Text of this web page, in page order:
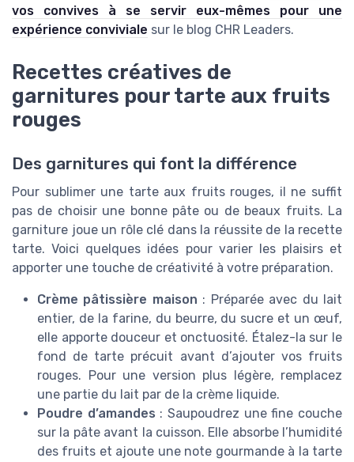
vos convives à se servir eux-mêmes pour une
expérience conviviale sur le blog CHR Leaders.
Recettes créatives de
garnitures pour tarte aux fruits
rouges
Des garnitures qui font la différence
Pour sublimer une tarte aux fruits rouges, il ne suffit
pas de choisir une bonne pâte ou de beaux fruits. La
garniture joue un rôle clé dans la réussite de la recette
tarte. Voici quelques idées pour varier les plaisirs et
apporter une touche de créativité à votre préparation.
Crème pâtissière maison : Préparée avec du lait
entier, de la farine, du beurre, du sucre et un œuf,
elle apporte douceur et onctuosité. Étalez-la sur le
fond de tarte précuit avant d’ajouter vos fruits
rouges. Pour une version plus légère, remplacez
une partie du lait par de la crème liquide.
Poudre d’amandes : Saupoudrez une fine couche
sur la pâte avant la cuisson. Elle absorbe l’humidité
des fruits et ajoute une note gourmande à la tarte